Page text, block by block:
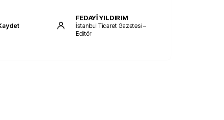
FEDAYİ YILDIRIM
İstanbul Ticaret Gazetesi –
Editör